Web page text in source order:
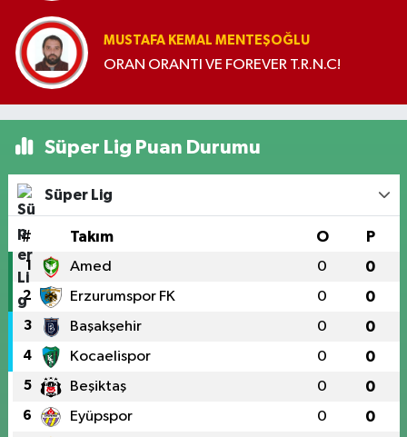
MUSTAFA KEMAL MENTEŞOĞLU
ORAN ORANTI VE FOREVER T.R.N.C!
Süper Lig Puan Durumu
Süper Lig
# Takım O P
1 Amed 0 0
2 Erzurumspor FK 0 0
3 Başakşehir 0 0
4 Kocaelispor 0 0
5 Beşiktaş 0 0
6 Eyüpspor 0 0